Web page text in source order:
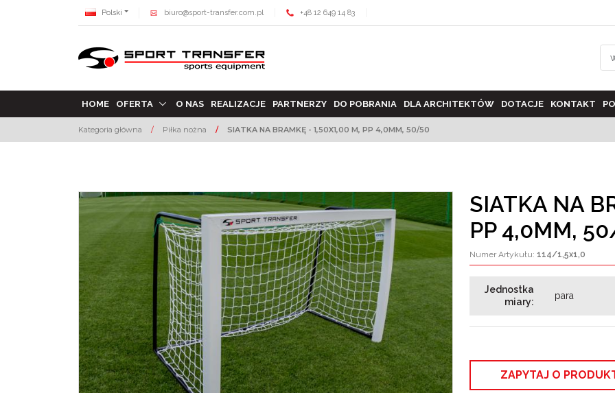
Polski biuro@sport-transfer.com.pl +48 12 649 14 83
HOME OFERTA O NAS REALIZACJE PARTNERZY DO POBRANIA DLA ARCHITEKTÓW DOTACJE KONTAKT
Kategoria główna / Piłka nożna / SIATKA NA BRAMKĘ - 1,50X1,00 M, PP 4,0MM, 50/50
SIATKA NA
PP 4,0MM,
Numer Artykułu: 114/1,5x1,0
Jednostka
miary:
para
ZAPYTAJ O